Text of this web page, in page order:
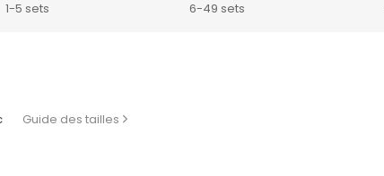
1-5 sets 6-49 sets
Guide des tailles